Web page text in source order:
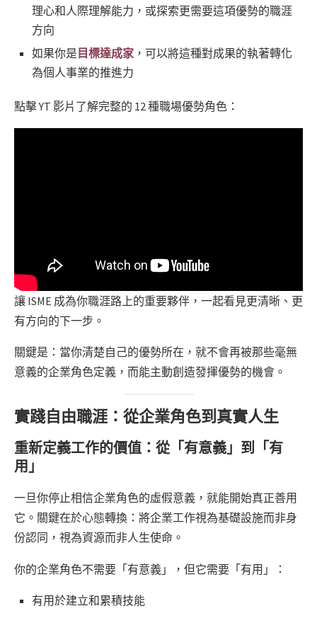
理心和人際理解能力，或探索更需要這項優勢的職涯
方向
如果你是 目標達成家 ，可以將這種對成果的執著轉化
為個人事業的推進力
點擊 YT 影片了解完整的 12 種職場優勢角色：
讓 ISME 成為你職涯路上的重要夥伴，一起看見更清晰、更
有方向的下一步。
關鍵是：當你清楚自己的優勢所在，就不會再被那些毫無
意義的企業角色定義，而能主動創造發揮優勢的機會。
實踐自由職涯：從企業角色到真實人生
重新定義工作的價值：從「有意義」到「有
用」
一旦你停止相信企業角色的虛假意義，就能開始真正善用
它。關鍵在於心態轉換：將企業工作視為基礎設施而非身
份認同，視為資源而非人生使命。
你的企業角色不需要「有意義」，但它需要「有用」：
有用於建立和累積技能